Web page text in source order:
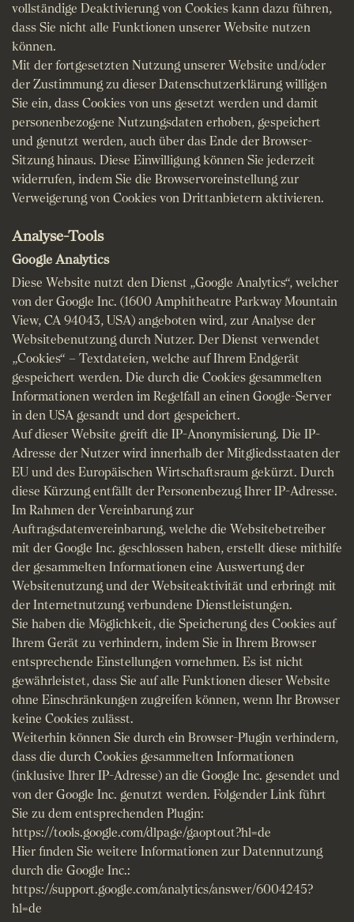
vollständige Deaktivierung von Cookies kann dazu führen,
dass Sie nicht alle Funktionen unserer Website nutzen
können.
Mit der fortgesetzten Nutzung unserer Website und/oder
der Zustimmung zu dieser Datenschutzerklärung willigen
Sie ein, dass Cookies von uns gesetzt werden und damit
personenbezogene Nutzungsdaten erhoben, gespeichert
und genutzt werden, auch über das Ende der Browser-
Sitzung hinaus. Diese Einwilligung können Sie jederzeit
widerrufen, indem Sie die Browservoreinstellung zur
Verweigerung von Cookies von Drittanbietern aktivieren.
Analyse-Tools
Google Analytics
Diese Website nutzt den Dienst „Google Analytics“, welcher
von der Google Inc. (1600 Amphitheatre Parkway Mountain
View, CA 94043, USA) angeboten wird, zur Analyse der
Websitebenutzung durch Nutzer. Der Dienst verwendet
„Cookies“ – Textdateien, welche auf Ihrem Endgerät
gespeichert werden. Die durch die Cookies gesammelten
Informationen werden im Regelfall an einen Google-Server
in den USA gesandt und dort gespeichert.
Auf dieser Website greift die IP-Anonymisierung. Die IP-
Adresse der Nutzer wird innerhalb der Mitgliedsstaaten der
EU und des Europäischen Wirtschaftsraum gekürzt. Durch
diese Kürzung entfällt der Personenbezug Ihrer IP-Adresse.
Im Rahmen der Vereinbarung zur
Auftragsdatenvereinbarung, welche die Websitebetreiber
mit der Google Inc. geschlossen haben, erstellt diese mithilfe
der gesammelten Informationen eine Auswertung der
Websitenutzung und der Websiteaktivität und erbringt mit
der Internetnutzung verbundene Dienstleistungen.
Sie haben die Möglichkeit, die Speicherung des Cookies auf
Ihrem Gerät zu verhindern, indem Sie in Ihrem Browser
entsprechende Einstellungen vornehmen. Es ist nicht
gewährleistet, dass Sie auf alle Funktionen dieser Website
ohne Einschränkungen zugreifen können, wenn Ihr Browser
keine Cookies zulässt.
Weiterhin können Sie durch ein Browser-Plugin verhindern,
dass die durch Cookies gesammelten Informationen
(inklusive Ihrer IP-Adresse) an die Google Inc. gesendet und
von der Google Inc. genutzt werden. Folgender Link führt
Sie zu dem entsprechenden Plugin:
https://tools.google.com/dlpage/gaoptout?hl=de
Hier finden Sie weitere Informationen zur Datennutzung
durch die Google Inc.:
https://support.google.com/analytics/answer/6004245?
hl=de